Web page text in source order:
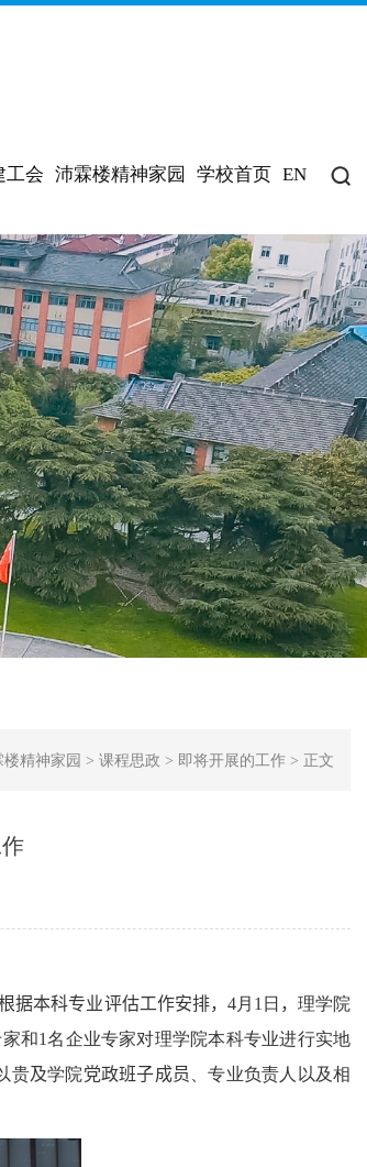
工会 沛霖楼精神家园 学校首页 EN
楼精神家园 > 课程思政 > 即将开展的工作 > 正文
据本科专业评估工作安排， 4月 1 日 ， 理学院
和1名企业专家对理学院本科专业进行实地
贵及学院党政班子成员
、专业负责人以及相